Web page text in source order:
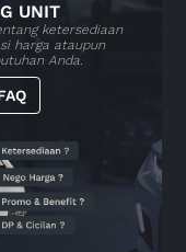
UNIT
ketersediaan
harga ataupun
Anda.